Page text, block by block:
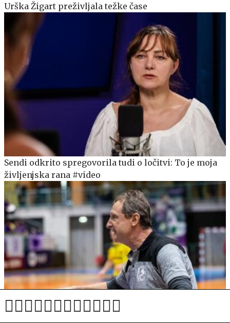
Urška Žigart preživljala težke čase
Sendi odkrito spregovorila tudi o ločitvi: To je moja
življenjska rana #video